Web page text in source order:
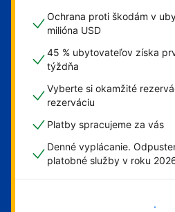
Ochrana proti škodám v
milióna USD
45 % ubytovateľov získa
týždňa
Vyberte si okamžité
rezerváciu
Platby spracujeme za vás
Denné vyplácanie.
platobné služby v roku